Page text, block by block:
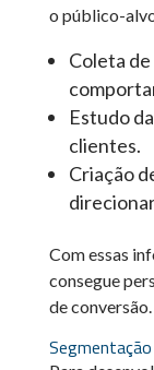
o público-
Coleta
Estudo
clientes.
Criação
Com essas
consegue
de conversão.